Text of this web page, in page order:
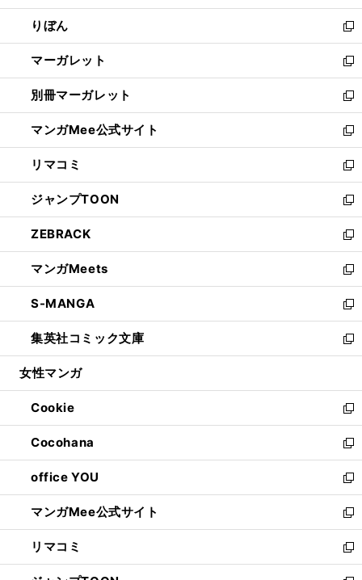
開
く
ウ
で
開
く
ン
ド
ウ
で
開
く
ウ
ィ
ン
ド
ウ
で
開
く
りぼん
新
し
い
ウ
ィ
ン
ド
ウ
で
開
く
マーガレット
新
し
い
ウ
ィ
ン
ド
ウ
で
開
く
別冊マーガレット
新
し
い
ウ
ィ
ン
ド
ウ
で
開
く
マンガMee公式サイト
新
し
い
ウ
ィ
ン
ド
ウ
で
開
く
リマコミ
新
し
い
ウ
ィ
ン
ド
ウ
で
開
く
ジャンプTOON
新
し
い
ウ
ィ
ン
ド
ウ
で
開
ZEBRACK
新
し
い
ウ
ィ
ン
ド
ウ
開
く
マンガMeets
新
し
い
ウ
ィ
ン
ウ
で
開
く
S-MANGA
新
し
い
ウ
ン
ド
ウ
で
開
く
集英社コミック文庫
新
し
ウ
ィ
ン
ド
ウ
で
開
く
女性マンガ
Cookie
新
し
い
ウ
ィ
ン
ド
ウ
で
開
Cocohana
新
し
い
ウ
ィ
ン
ド
ウ
office YOU
新
し
い
ウ
ィ
ン
マンガMee公式サイト
新
し
い
ウ
リマコミ
新
し